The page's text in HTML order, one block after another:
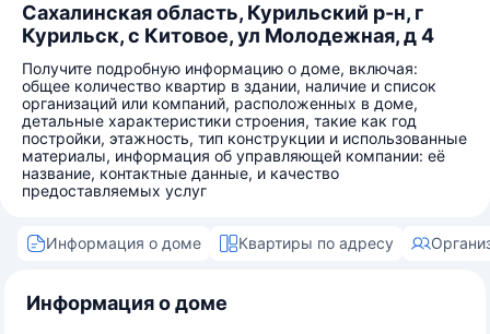
Сахалинская область, Курильский р-н, г
Курильск, с Китовое, ул Молодежная, д 4
Получите подробную информацию о доме, включая:
общее количество квартир в здании, наличие и список
организаций или компаний, расположенных в доме,
детальные характеристики строения, такие как год
постройки, этажность, тип конструкции и использованные
материалы, информация об управляющей компании: её
название, контактные данные, и качество
предоставляемых услуг
Информация о доме Квартиры по адресу
Информация о доме